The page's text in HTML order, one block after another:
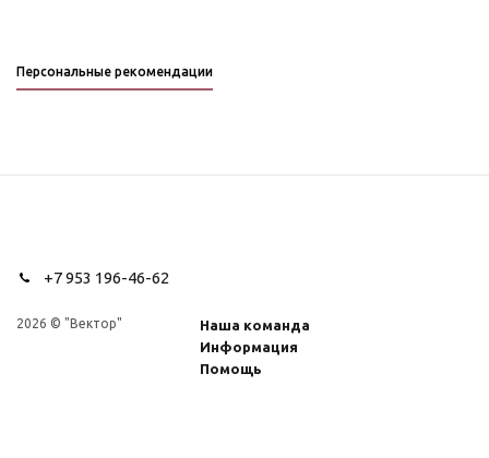
Персональные рекомендации
+7 953 196-46-62
2026 © "Вектор"
Наша команда
Информация
Помощь